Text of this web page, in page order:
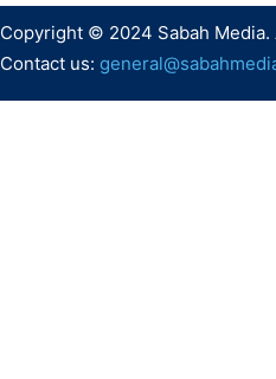
Copyright © 2024 Sabah
Contact us: